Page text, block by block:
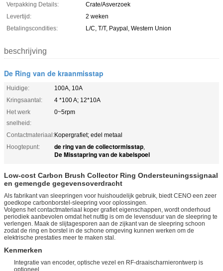
Verpakking Details:
Crate/Asverzoek
Levertijd:
2 weken
Betalingscondities:
L/C, T/T, Paypal, Western Union
beschrijving
De Ring van de kraanmisstap
Huidige:
100A, 10A
Kringsaantal:
4 *100 A; 12*10A
Het werk
snelheid:
0~5rpm
Contactmateriaal:Kopergrafiet; edel metaal
Hoogtepunt:
de ring van de collectormisstap,
De Misstapring van de kabelspoel
Low-cost Carbon Brush Collector Ring Ondersteuningssignaal
en gemengde gegevensoverdracht
Als fabrikant van sleepringen voor huishoudelijk gebruik, biedt CENO een zeer
goedkope carbonborstel-sleepring voor oplossingen.
Volgens het contactmateriaal koper grafiet eigenschappen, wordt onderhoud
periodiek aanbevolen omdat het nuttig is om de levensduur van de sleepring te
verlengen. Maak de slijtagesporen aan de zijkant van de sleepring schoon
zodat de ring en borstel in de schone omgeving kunnen werken om de
elektrische prestaties meer te maken stal.
Kenmerken
Integratie van encoder, optische vezel en RF-draaischarnierontwerp is
optioneel